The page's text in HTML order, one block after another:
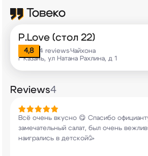
P.Love (стол 22)
4,8 4 reviews•Чайхона
г Казань, ул Натана Рахлина, д 1
Reviews4
Всё очень вкусно 😋 Спасибо
замечательный салат, был очень
наигрались в детской🥳